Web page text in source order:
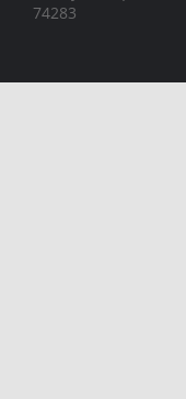
74283